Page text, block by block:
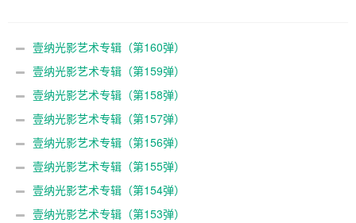
壹纳光影艺术专辑（第160弹）
壹纳光影艺术专辑（第159弹）
壹纳光影艺术专辑（第158弹）
壹纳光影艺术专辑（第157弹）
壹纳光影艺术专辑（第156弹）
壹纳光影艺术专辑（第155弹）
壹纳光影艺术专辑（第154弹）
壹纳光影艺术专辑（第153弹）